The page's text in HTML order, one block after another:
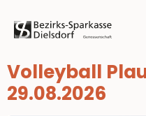
Volleyball
29.08.2026